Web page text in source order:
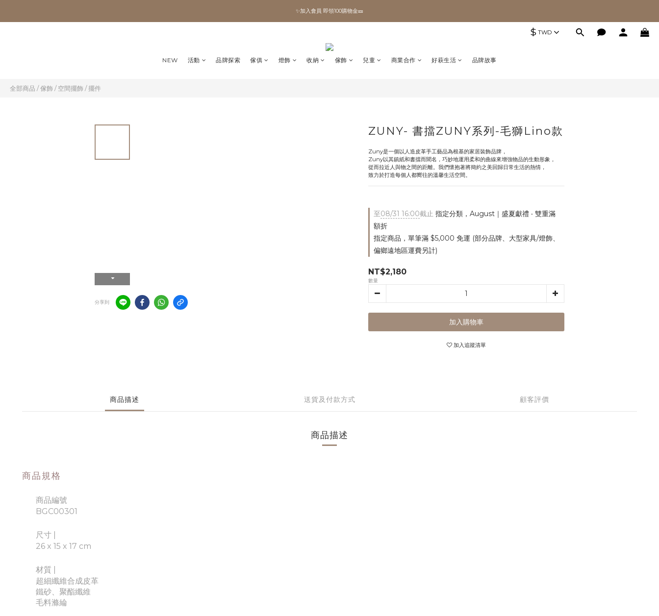
✨加入會員 即領100購物金🎫
✨加入會員 即領100購物金🎫
$ TWD
NEW 活動 品牌探索 傢俱 燈飾 收納 傢飾 兒童 商業合作 好萩生活 品牌故事
全部商品 /傢飾 /空間擺飾 /擺件
分享到
ZUNY- 書擋ZUNY系列-毛獅Lino款
Zuny是一個以人造皮革手工藝品為根基的家居裝飾品牌，
Zuny以其鎮紙和書擋而聞名，巧妙地運用柔和的曲線來增強物品的生動形象，
從而拉近人與物之間的距離。我們懷抱著將簡約之美回歸日常生活的熱情，
致力於打造每個人都嚮往的溫馨生活空間。
至08/31 16:00截止 指定分類，August｜盛夏獻禮 ‧ 雙重滿
額折
指定商品，單筆滿 $5,000 免運 (部分品牌、大型家具/燈飾、
偏鄉遠地區運費另計)
NT$2,180
數量
加入購物車
加入追蹤清單
商品描述 送貨及付款方式 顧客評價
商品描述
商品規格
商品編號
BGC00301
尺寸 |
26 x 15 x 17 cm
材質
超細纖維合成皮革
鐵砂、聚酯纖維
毛料滌綸